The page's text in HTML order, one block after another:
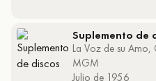
Suplemento de
La Voz de su
MGM
Julio de 1956